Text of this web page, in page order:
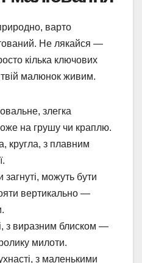
варто
Не лякайся —
кілька ключових
твій малюнок живим.
злегка
на грушу чи краплю.
кругла, з плавним
загнуті, можуть бути
вертикально —
з виразним блиском —
милоти.
з маленькими